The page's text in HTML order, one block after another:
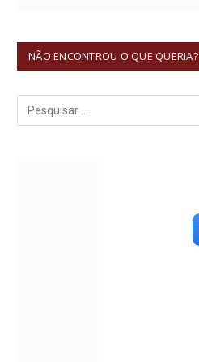
NÃO ENCONTROU O QUE QUERIA?